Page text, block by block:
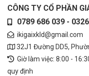
CÔNG TY CỔ PHẦN
0789 686 039 -
ikigaixkld@gmail.com
32J1 Đường DD5,
Giờ làm việc: 8:00 -
quy định